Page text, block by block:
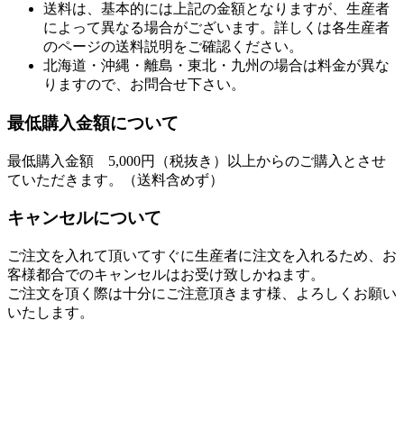
送料は、基本的には上記の金額となりますが、生産者
によって異なる場合がございます。詳しくは各生産者
のページの送料説明をご確認ください。
北海道・沖縄・離島・東北・九州の場合は料金が異な
りますので、お問合せ下さい。
最低購入金額について
最低購入金額 5,000円（税抜き）以上からのご購入とさせ
ていただきます。（送料含めず）
キャンセルについて
ご注文を入れて頂いてすぐに生産者に注文を入れるため、お
客様都合でのキャンセルはお受け致しかねます。
ご注文を頂く際は十分にご注意頂きます様、よろしくお願い
いたします。